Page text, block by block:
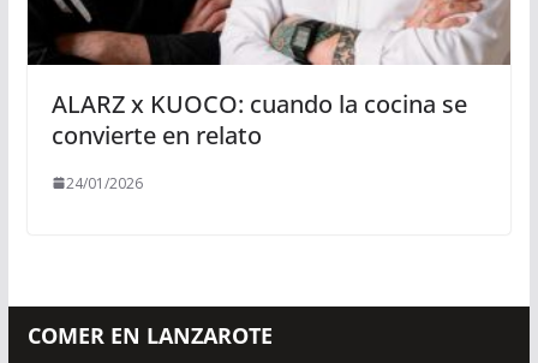
ALARZ x KUOCO: cuando la cocina se
convierte en relato
24/01/2026
COMER EN LANZAROTE